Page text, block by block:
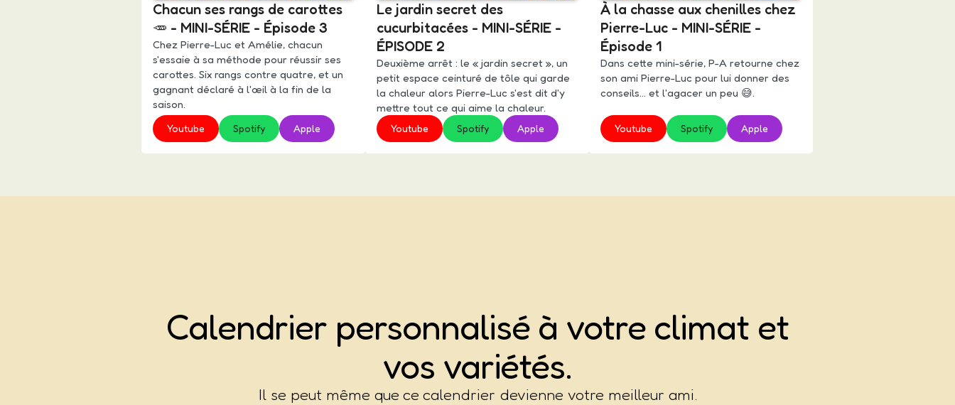
Chacun ses rangs de carottes
🥕 - MINI-SÉRIE - Épisode 3
Chez Pierre-Luc et Amélie, chacun
s'essaie à sa méthode pour réussir ses
carottes. Six rangs contre quatre, et un
gagnant déclaré à l'œil à la fin de la
saison.
Youtube Spotify Apple
Le jardin secret des
cucurbitacées - MINI-SÉRIE -
ÉPISODE 2
Deuxième arrêt : le « jardin secret », un
petit espace ceinturé de tôle qui garde
la chaleur alors Pierre-Luc s'est dit d'y
mettre tout ce qui aime la chaleur.
Youtube Spotify Apple
À la chasse aux chenilles chez
Pierre-Luc - MINI-SÉRIE -
Épisode 1
Dans cette mini-série, P-A retourne chez
son ami Pierre-Luc pour lui donner des
conseils... et l'agacer un peu 😅.
Youtube Spotify Apple
Calendrier personnalisé à votre climat et
vos variétés.
Il se peut même que ce calendrier devienne votre meilleur ami.